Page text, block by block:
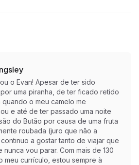
o Evan! Apesar de ter sido
uma piranha, de ter ficado retido
quando o meu camelo me
e até de ter passado uma noite
do Butão por causa de uma fruta
roubada (juro que não a
a gostar tanto de viajar que
nunca vou parar. Com mais de 130
meu currículo, estou sempre à